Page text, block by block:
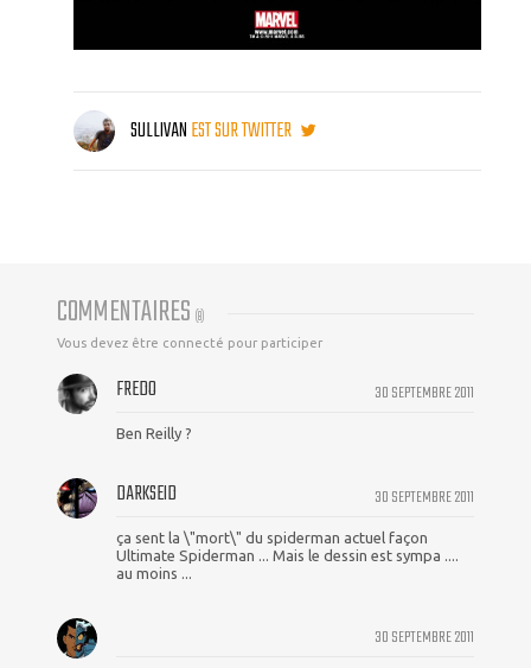
SULLIVANEST SUR TWITTER
COMMENTAIRES (8)
Vous devez être connecté pour participer
30 SEPTEMBRE 2011
FREDO
Ben Reilly ?
30 SEPTEMBRE 2011
DARKSEID
ça sent la \"mort\" du spiderman actuel façon
Ultimate Spiderman ... Mais le dessin est sympa ....
au moins ...
30 SEPTEMBRE 2011